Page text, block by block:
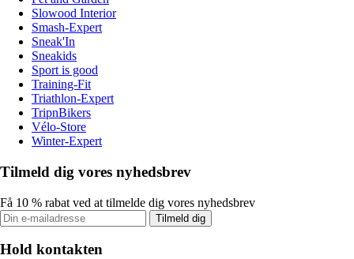
Slowood Interior
Smash-Expert
Sneak'In
Sneakids
Sport is good
Training-Fit
Triathlon-Expert
TripnBikers
Vélo-Store
Winter-Expert
Tilmeld dig vores nyhedsbrev
Få 10 % rabat ved at tilmelde dig vores nyhedsbrev
Tilmeld dig
Hold kontakten